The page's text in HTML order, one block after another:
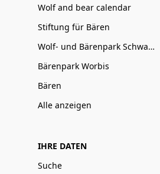
Wolf and bear calendar
Stiftung für Bären
Wolf- und Bärenpark Schwarzwald
Bärenpark Worbis
Bären
Alle anzeigen
IHRE DATEN
Suche